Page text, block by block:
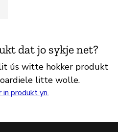
dat jo sykje net?
ús witte hokker produkt
litte wolle.
in produkt yn.